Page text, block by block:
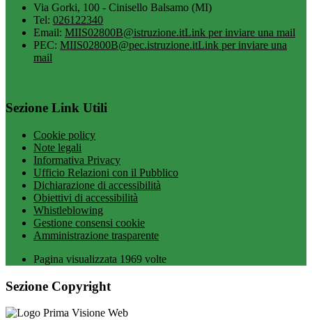
Via Gorki, 100 - Cinisello Balsamo (MI)
Tel: 026122340
Email: MIIS02800B@istruzione.itLink per inviare una mail
PEC: MIIS02800B@pec.istruzione.itLink per inviare una
mail
Sezione Link Utili
Cookie policy
Note legali
Informativa Privacy
Ufficio Relazioni con il Pubblico
Dichiarazione di accessibilità
Obiettivi di accessibilità
Whistleblowing
Gestione consensi cookie
Amministrazione trasparente
Pagina visualizzata 1969 volte
Sezione Copyright